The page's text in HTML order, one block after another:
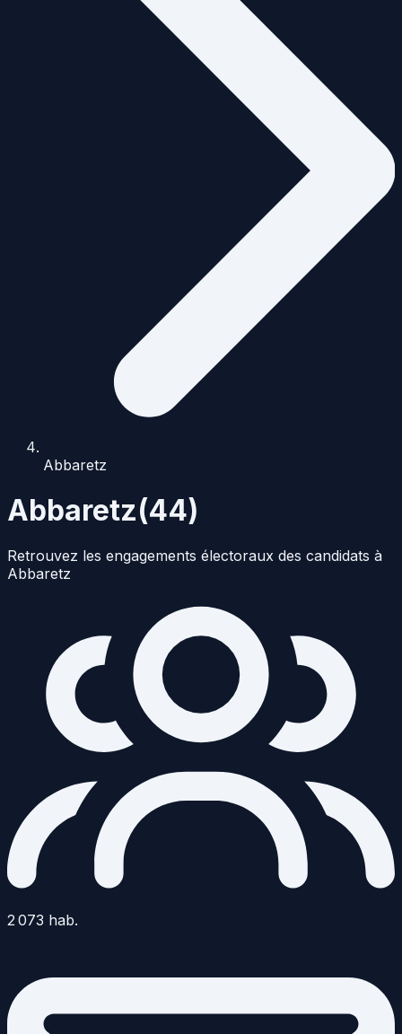
Abbaretz
Abbaretz(44)
Retrouvez les engagements électoraux des candidats à
Abbaretz
2 073 hab.